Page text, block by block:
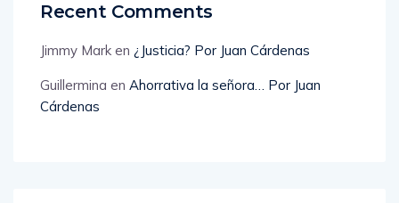
Recent Comments
Jimmy Mark en ¿Justicia? Por Juan Cárdenas
Guillermina en Ahorrativa la señora… Por Juan
Cárdenas